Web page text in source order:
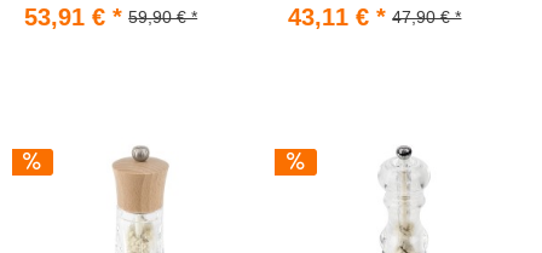
59,90 € *
53,91 € *
47,90 € *
43,11 € *